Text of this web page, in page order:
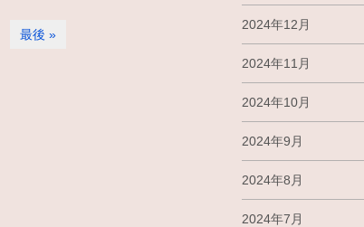
最後 »
2024年12月
2024年11月
2024年10月
2024年9月
2024年8月
2024年7月